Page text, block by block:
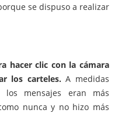
se dispuso a realizar
hacer clic con la cámara
los carteles.A medidas
mensajes eran más
nunca y no hizo más